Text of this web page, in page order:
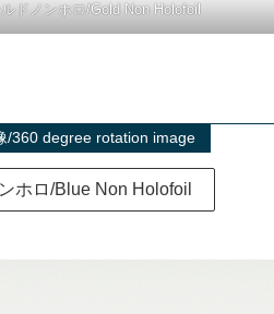
ドノンホロ/Gold Non Holofoil
/360 degree rotation image
ホロ/Blue Non Holofoil